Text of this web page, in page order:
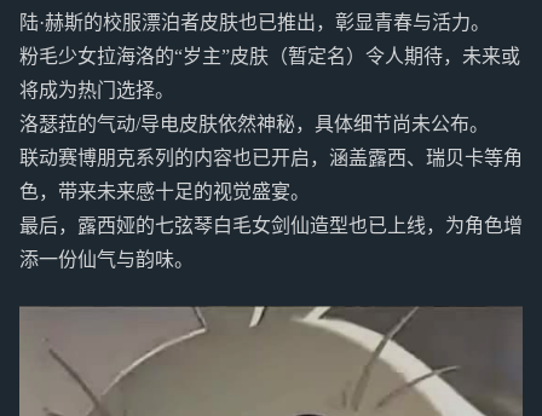
陆·赫斯的校服漂泊者皮肤也已推出，彰显青春与活力。
粉毛少女拉海洛的“岁主”皮肤（暂定名）令人期待，未来或
将成为热门选择。
洛瑟菈的气动/导电皮肤依然神秘，具体细节尚未公布。
联动赛博朋克系列的内容也已开启，涵盖露西、瑞贝卡等角
色，带来未来感十足的视觉盛宴。
最后，露西娅的七弦琴白毛女剑仙造型也已上线，为角色增
添一份仙气与韵味。